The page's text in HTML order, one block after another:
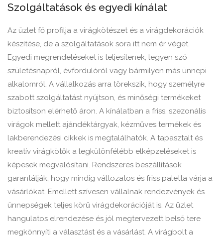
Szolgáltatások és egyedi kínálat
Az üzlet fő profilja a virágkötészet és a virágdekorációk
készítése, de a szolgáltatások sora itt nem ér véget.
Egyedi megrendeléseket is teljesítenek, legyen szó
születésnapról, évfordulóról vagy bármilyen más ünnepi
alkalomról. A vállalkozás arra törekszik, hogy személyre
szabott szolgáltatást nyújtson, és minőségi termékeket
biztosítson elérhető áron. A kínálatban a friss, szezonális
virágok mellett ajándéktárgyak, kézműves termékek és
lakberendezési cikkek is megtalálhatók. A tapasztalt és
kreatív virágkötők a legkülönfélébb elképzeléseket is
képesek megvalósítani. Rendszeres beszállítások
garantálják, hogy mindig változatos és friss paletta várja a
vásárlókat. Emellett szívesen vállalnak rendezvények és
ünnepségek teljes körű virágdekorációját is. Az üzlet
hangulatos elrendezése és jól megtervezett belső tere
megkönnyíti a választást és a vásárlást. A virágbolt a